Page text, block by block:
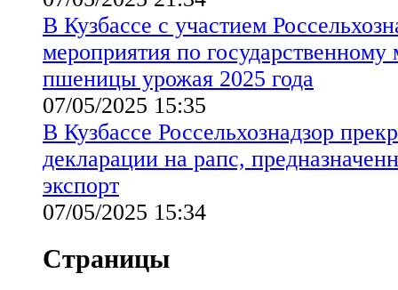
В Кузбассе с участием
мероприятия по государственному
пшеницы урожая 2025 года
07/05/2025 15:35
В Кузбассе Россельхознадзор
декларации на рапс,
экспорт
07/05/2025 15:34
Страницы